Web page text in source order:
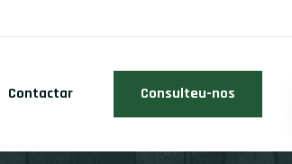
Contactar Consulteu-nos